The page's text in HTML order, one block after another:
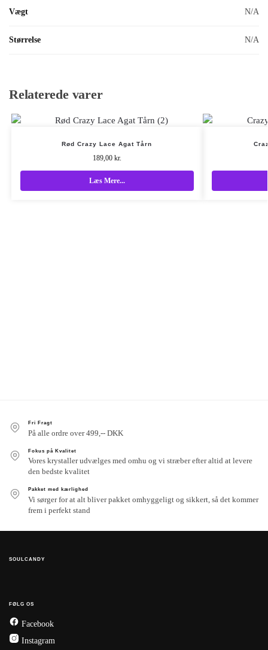
Vægt N/A
Størrelse N/A
Relaterede varer
Rød Crazy Lace Agat Tårn
189,00 kr.
Læs Mere...
Fri Fragt
På alle ordre over 499,-- DKK
Fokus på Kvalitet
Vores krystaller udvælges med omhu og vi stræber efter altid at levere
den bedste kvalitet
Pakket med kærlighed
Vi sørger for at alt bliver pakket omhyggeligt og sikkert, så det kommer
frem i perfekt stand
SOULCANDY
FØLG OS
Facebook
Instagram